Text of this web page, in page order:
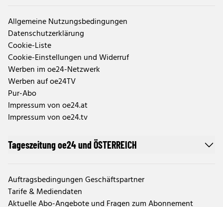
Allgemeine Nutzungsbedingungen
Datenschutzerklärung
Cookie-Liste
Cookie-Einstellungen und Widerruf
Werben im oe24-Netzwerk
Werben auf oe24TV
Pur-Abo
Impressum von oe24.at
Impressum von oe24.tv
Tageszeitung oe24 und ÖSTERREICH
Auftragsbedingungen Geschäftspartner
Tarife & Mediendaten
Aktuelle Abo-Angebote und Fragen zum Abonnement